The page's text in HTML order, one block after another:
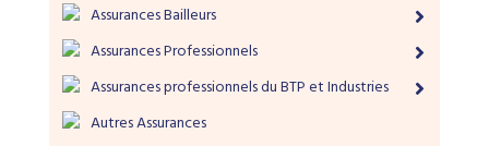
Assurances Bailleurs
Assurances Professionnels
Assurances professionnels du BTP et Industries
Autres Assurances